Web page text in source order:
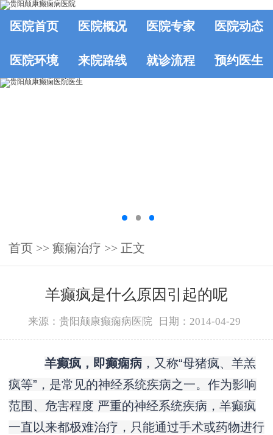
医院首页 医院概况 医院专家 医院动态
医院环境 来院路线 就诊流程 预约医生
首页 >> 癫痫治疗 >> 正文
羊癫疯是什么原因引起的呢
来源：贵阳颠康癫痫病医院 日期：2014-04-29
羊癫疯，即癫痫病 ，又称“母猪疯、羊羔
疯等”，是常见的神经系统疾病之一。作为影响
范围、危害程度 严重的神经系统疾病，羊癫疯
一直以来都极难治疗，只能通过手术或药物进行